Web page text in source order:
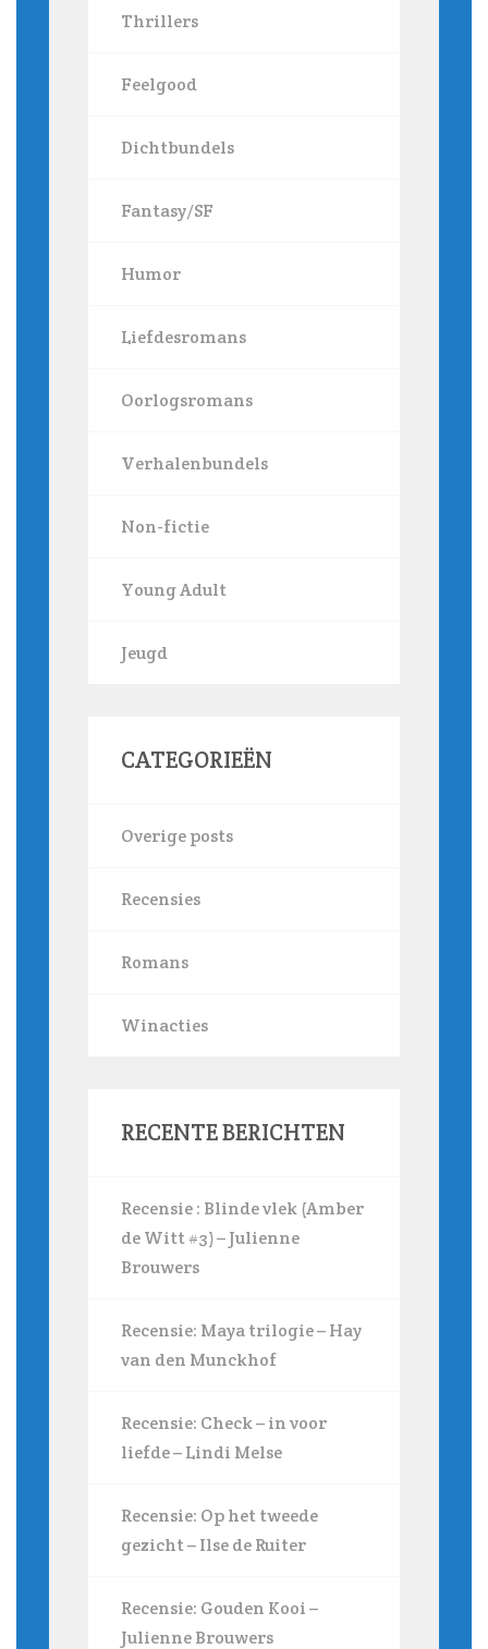
Thrillers
Feelgood
Dichtbundels
Fantasy/SF
Humor
Liefdesromans
Oorlogsromans
Verhalenbundels
Non-fictie
Young Adult
Jeugd
CATEGORIEËN
Overige posts
Recensies
Romans
Winacties
RECENTE BERICHTEN
Recensie : Blinde vlek (Amber
de Witt #3) – Julienne
Brouwers
Recensie: Maya trilogie – Hay
van den Munckhof
Recensie: Check – in voor
liefde – Lindi Melse
Recensie: Op het tweede
gezicht – Ilse de Ruiter
Recensie: Gouden Kooi –
Julienne Brouwers